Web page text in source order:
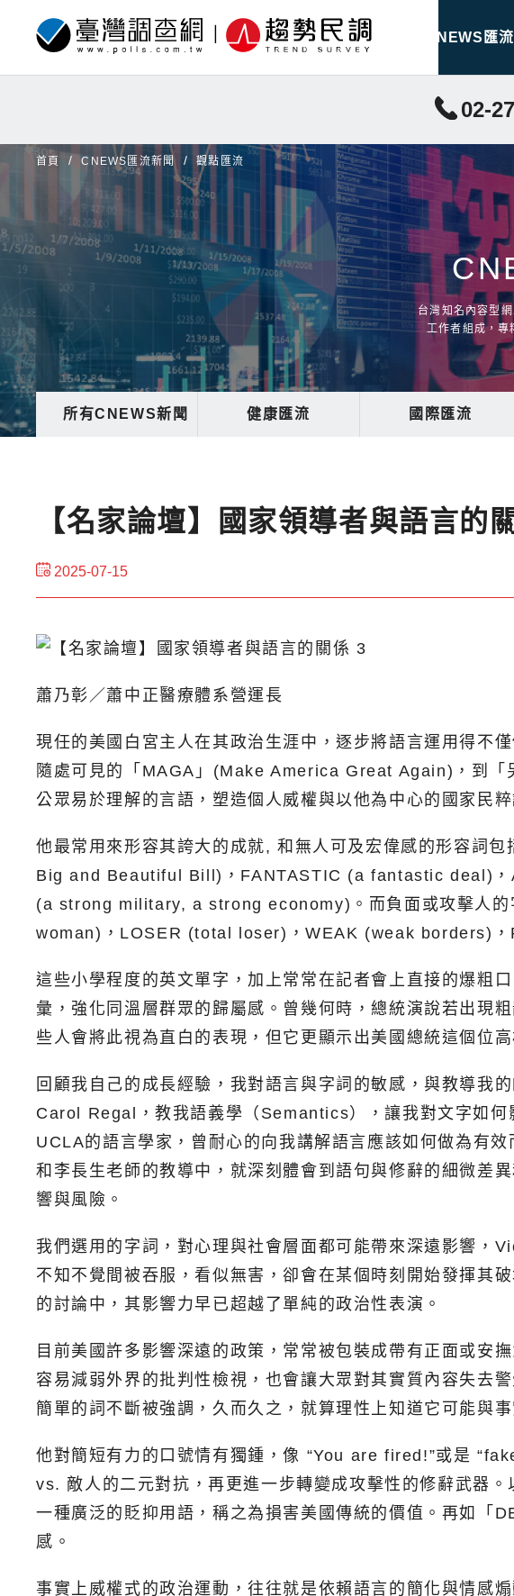
CNEWS匯流
02-
首頁 CNEWS匯流新聞 觀點匯流
台灣知名內容型
工作者組成，專
所有CNEWS新聞 健康匯流 國際匯流
【名家論壇】國家領導者與語言的
2025-07-15
蕭乃彰／蕭中正醫療體系營運長
現任的美國白宮主人在其政治生涯中，逐步將語言運用得不
隨處可見的「MAGA」(Make America Great Again)，到
公眾易於理解的言語，塑造個人威權與以他為中心的國家民粹
他最常用來形容其誇大的成就, 和無人可及宏偉感的形容
Big and Beautiful Bill)，FANTASTIC (a fantastic deal)
(a strong military, a strong economy)。而負面或攻擊人
woman)，LOSER (total loser)，WEAK (weak borders)
這些小學程度的英文單字，加上常常在記者會上直接的爆粗
彙，強化同溫層群眾的歸屬感。曾幾何時，總統演說若出現
些人會將此視為直白的表現，但它更顯示出美國總統這個位
回顧我自己的成長經驗，我對語言與字詞的敏感，與教導我
Carol Regal，教我語義學（Semantics），讓我對文字如
UCLA的語言學家，曾耐心的向我講解語言應該如何做為有
和李長生老師的教導中，就深刻體會到語句與修辭的細微差
響與風險。
我們選用的字詞，對心理與社會層面都可能帶來深遠影響，
不知不覺間被吞服，看似無害，卻會在某個時刻開始發揮其
的討論中，其影響力早已超越了單純的政治性表演。
目前美國許多影響深遠的政策，常常被包裝成帶有正面或安
容易減弱外界的批判性檢視，也會讓大眾對其實質內容失去
簡單的詞不斷被強調，久而久之，就算理性上知道它可能與
他對簡短有力的口號情有獨鍾，像 “You are fired!”或是
vs. 敵人的二元對抗，再更進一步轉變成攻擊性的修辭武器
一種廣泛的貶抑用語，稱之為損害美國傳統的價值。再如「
感。
事實上威權式的政治運動，往往就是依賴語言的簡化與情感